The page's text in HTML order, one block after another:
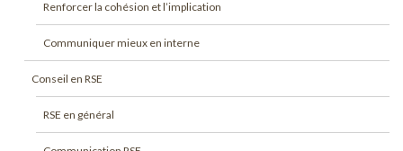
Renforcer la cohésion et l’implication
Communiquer mieux en interne
Conseil en RSE
RSE en général